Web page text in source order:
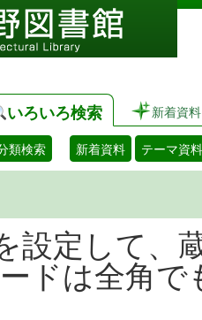
いろいろ検索 新着資料
類検索 新着資料 テーマ資料
設定して、
ドは全角